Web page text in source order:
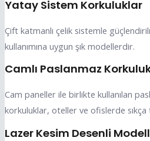
Yatay Sistem Korkuluklar
Çift katmanlı çelik sistemle
kullanımına uygun şık modellerdir.
Camlı Paslanmaz
Cam paneller ile birlikte kullanılan
korkuluklar, oteller ve ofislerde sıkça
Lazer Kesim Desenli